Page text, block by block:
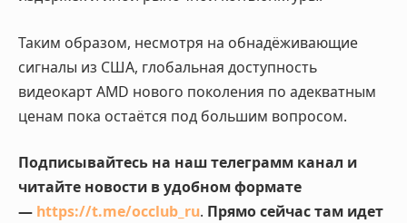
Таким образом, несмотря на обнадёживающие
сигналы из США, глобальная доступность
видеокарт AMD нового поколения по адекватным
ценам пока остаётся под большим вопросом.
Подписывайтесь на наш телеграмм канал и
читайте новости в удобном формате
— https://t.me/occlub_ru. Прямо сейчас там идет